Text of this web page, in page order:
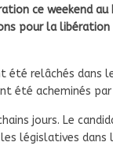
ce weekend au
pour la libération
été relâchés dans
été acheminés par
jours. Le
législatives dans